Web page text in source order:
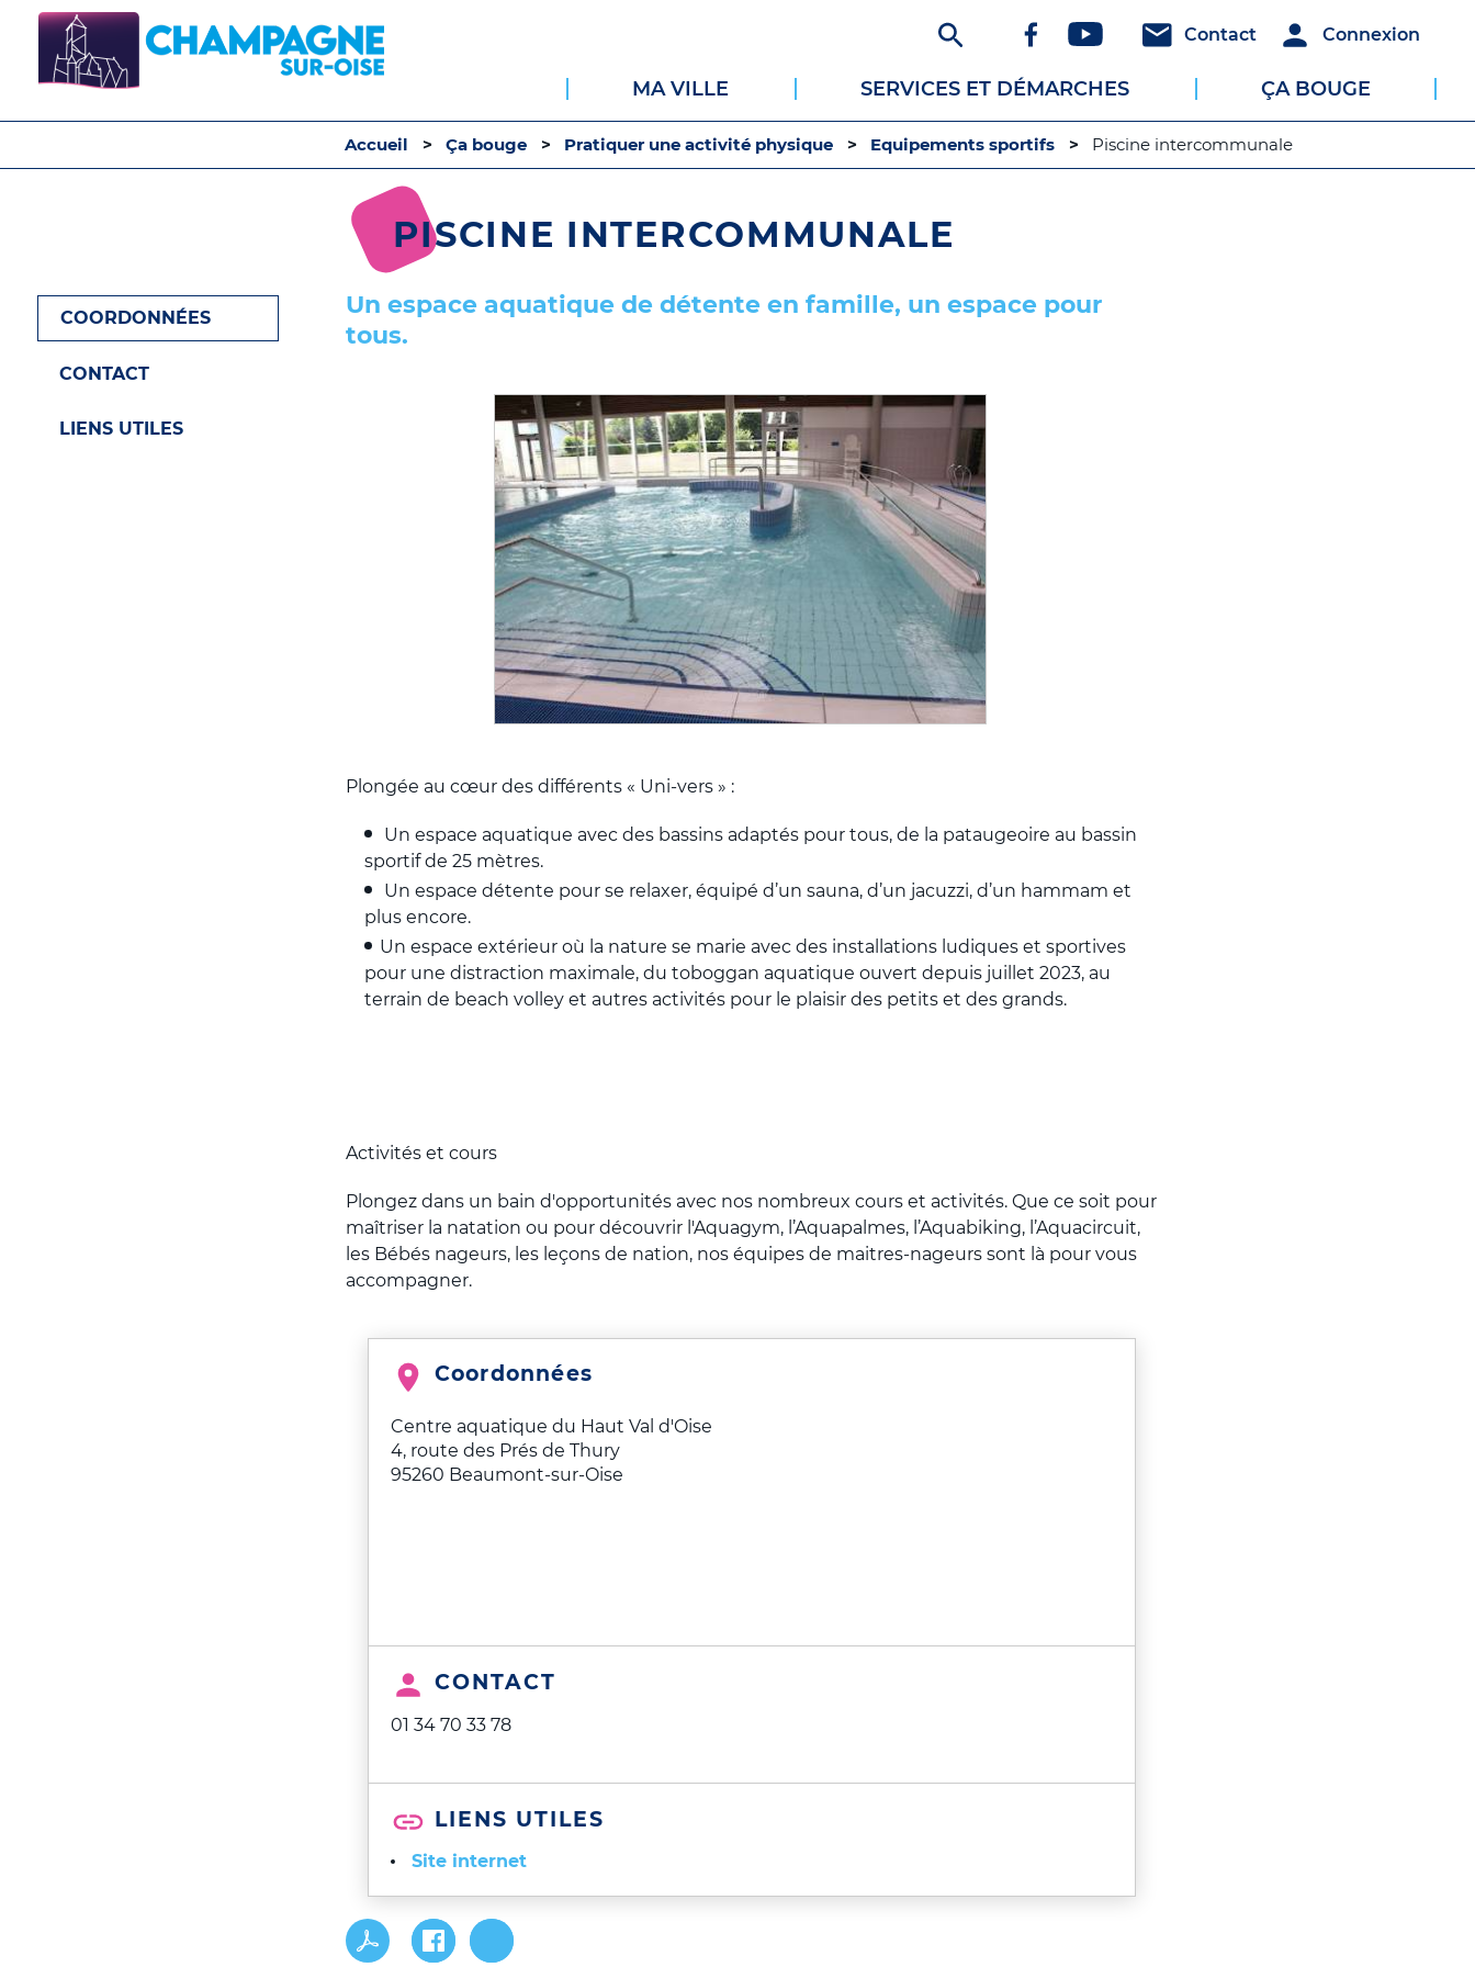
principal
Header
Connexion
Connexion
Header
Communication
Contact
Réseaux
sociaux
MA VILLE SERVICES ET DÉMARCHES ÇA BOUGE
Accueil Ça bouge Pratiquer une activité physique Equipements sportifs Piscine intercommunale
PISCINE INTERCOMMUNALE
COORDONNÉES
CONTACT
LIENS UTILES
Un espace aquatique de détente en famille, un espace pour
tous.
Plongée au cœur des différents « Uni-vers » :
Un espace aquatique avec des bassins adaptés pour tous, de la pataugeoire au bassin
sportif de 25 mètres.
Un espace détente pour se relaxer, équipé d’un sauna, d’un jacuzzi, d’un hammam et
plus encore.
Un espace extérieur où la nature se marie avec des installations ludiques et sportives
pour une distraction maximale, du toboggan aquatique ouvert depuis juillet 2023, au
terrain de beach volley et autres activités pour le plaisir des petits et des grands.
Activités et cours
Plongez dans un bain d'opportunités avec nos nombreux cours et activités. Que ce soit pour
maîtriser la natation ou pour découvrir l'Aquagym, l’Aquapalmes, l’Aquabiking, l’Aquacircuit,
les Bébés nageurs, les leçons de nation, nos équipes de maitres-nageurs sont là pour vous
accompagner.
Coordonnées
Centre aquatique du Haut Val d'Oise
4, route des Prés de Thury
95260 Beaumont-sur-Oise
CONTACT
01 34 70 33 78
LIENS UTILES
Site internet